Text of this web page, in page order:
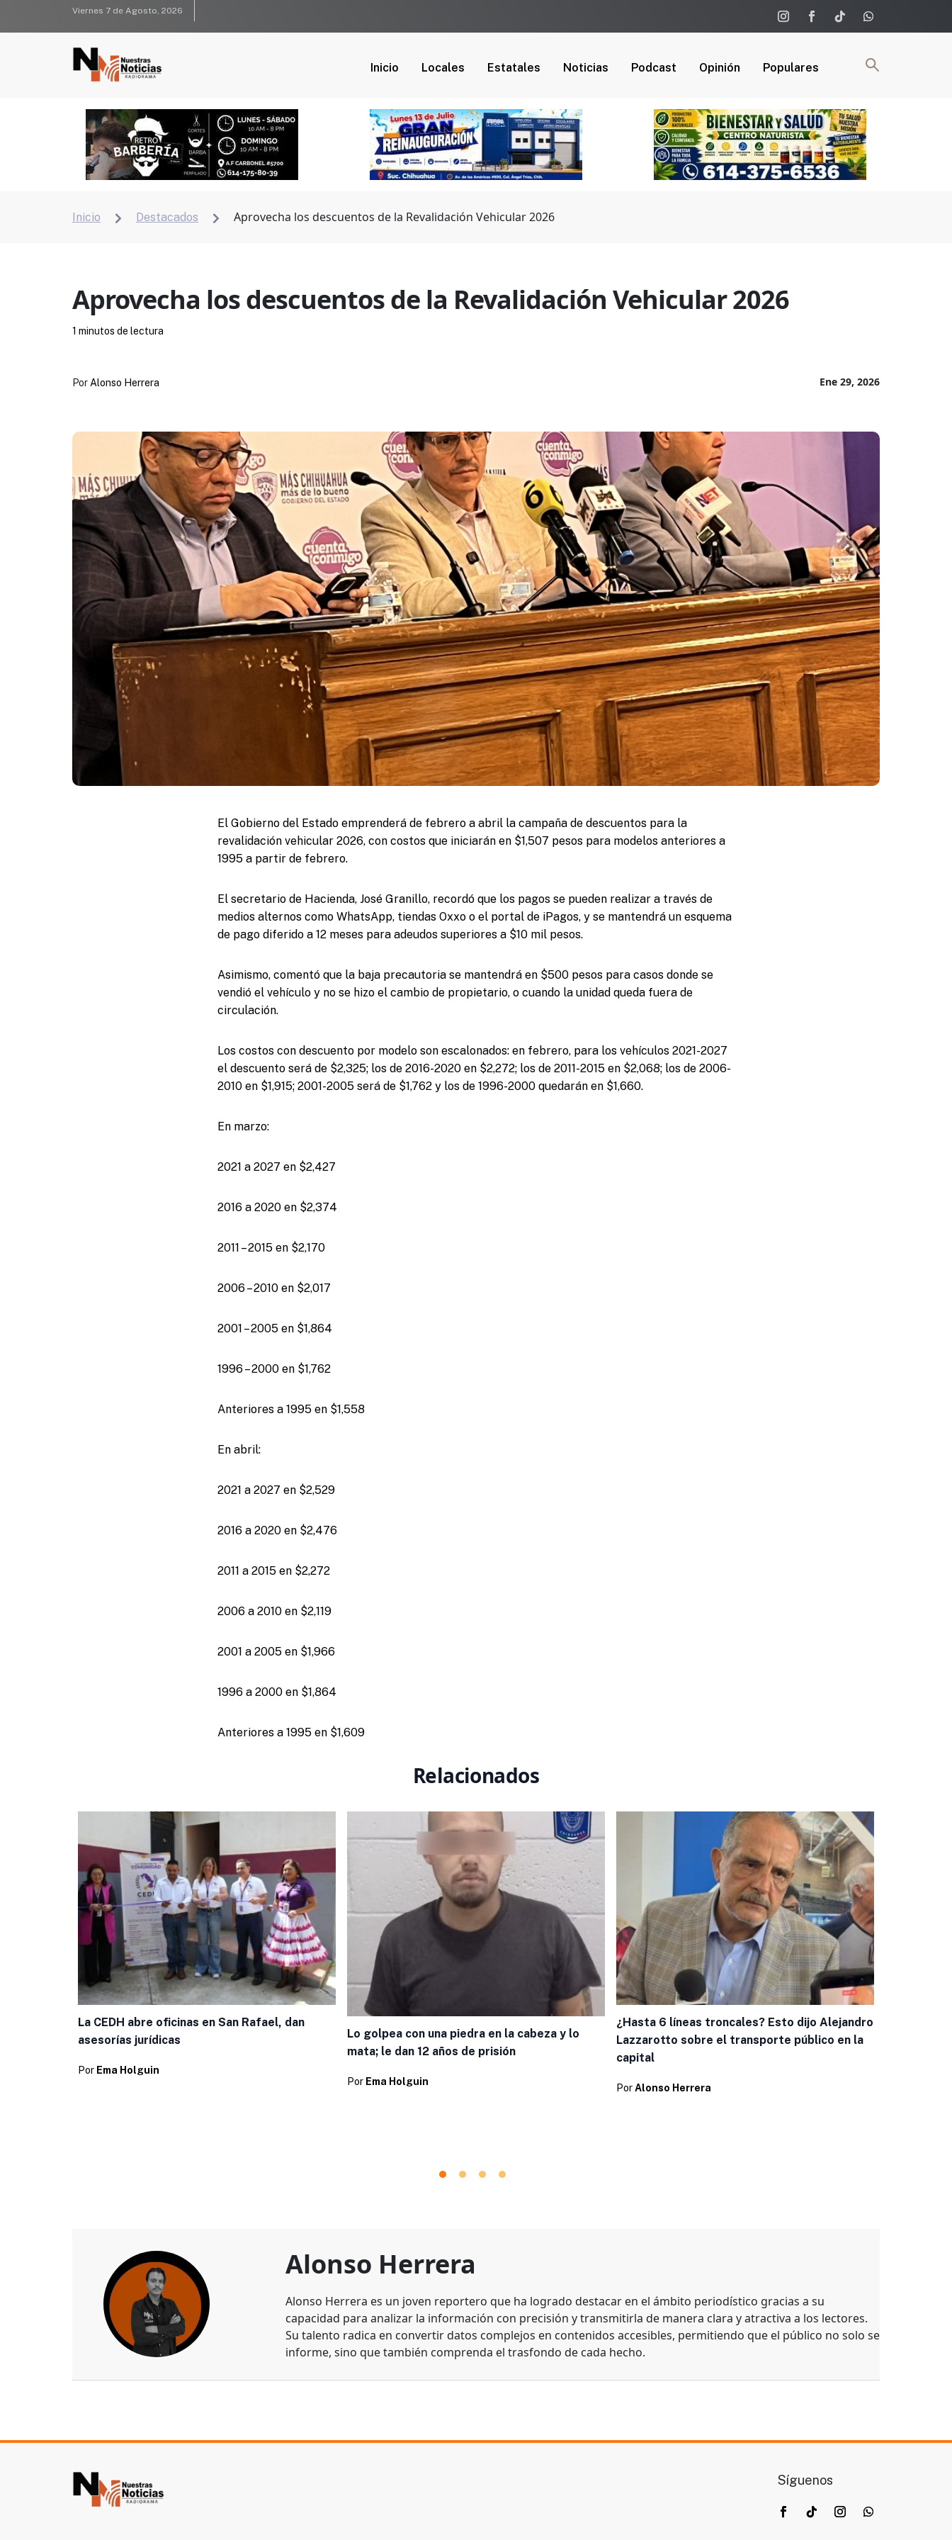
Viernes 7 de Agosto, 2026
Inicio Locales Estatales Noticias Podcast Opinión Populares
Inicio  Destacados  Aprovecha los descuentos de la Revalidación Vehicular 2026
Aprovecha los descuentos de la Revalidación Vehicular 2026
Ene 29, 2026
Por Alonso Herrera
1 minutos de lectura
El Gobierno del Estado emprenderá de febrero a abril la campaña de descuentos para la
revalidación vehicular 2026, con costos que iniciarán en $1,507 pesos para modelos anteriores a
1995 a partir de febrero.
El secretario de Hacienda, José Granillo, recordó que los pagos se pueden realizar a través de
medios alternos como WhatsApp, tiendas Oxxo o el portal de iPagos, y se mantendrá un esquema
de pago diferido a 12 meses para adeudos superiores a $10 mil pesos.
Asimismo, comentó que la baja precautoria se mantendrá en $500 pesos para casos donde se
vendió el vehículo y no se hizo el cambio de propietario, o cuando la unidad queda fuera de
circulación.
Los costos con descuento por modelo son escalonados: en febrero, para los vehículos 2021-2027
el descuento será de $2,325; los de 2016-2020 en $2,272; los de 2011-2015 en $2,068; los de 2006-
2010 en $1,915; 2001-2005 será de $1,762 y los de 1996-2000 quedarán en $1,660.
En marzo:
2021 a 2027 en $2,427
2016 a 2020 en $2,374
2011 – 2015 en $2,170
2006 – 2010 en $2,017
2001 – 2005 en $1,864
1996 – 2000 en $1,762
Anteriores a 1995 en $1,558
En abril:
2021 a 2027 en $2,529
2016 a 2020 en $2,476
2011 a 2015 en $2,272
2006 a 2010 en $2,119
2001 a 2005 en $1,966
1996 a 2000 en $1,864
Anteriores a 1995 en $1,609
Relacionados
La CEDH abre oficinas en San Rafael, dan
asesorías jurídicas
Por Ema Holguin
Lo golpea con una piedra en la cabeza y lo
mata; le dan 12 años de prisión
Por Ema Holguin
¿Hasta 6 líneas troncales? Esto dijo Alejandro
Lazzarotto sobre el transporte público en la
capital
PorAlonso Herrera
Alonso Herrera
Alonso Herrera es un joven reportero que ha logrado destacar en el ámbito periodístico gracias a su
capacidad para analizar la información con precisión y transmitirla de manera clara y atractiva a los lectores.
Su talento radica en convertir datos complejos en contenidos accesibles, permitiendo que el público no solo se
informe, sino que también comprenda el trasfondo de cada hecho.
Síguenos